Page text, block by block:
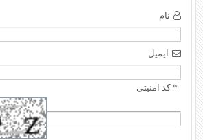
نام
ایمیل
* کد امنیتی